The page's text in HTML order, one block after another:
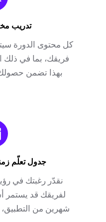
تدريب
كل محتوى الدورة
فريقك، بما في ذلك
بهذا تضمن حصولك
جدول تعلّم
نقدّر رغبتك في
لفريقك قد يستمر
شهرين من التطبيق،